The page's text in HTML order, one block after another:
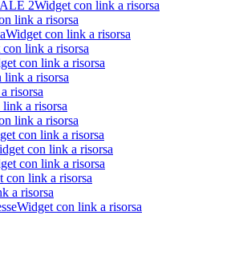
Widget con link a risorsa
link a risorsa
Widget con link a risorsa
link a risorsa
con link a risorsa
link a risorsa
risorsa
a risorsa
link a risorsa
con link a risorsa
con link a risorsa
con link a risorsa
con link a risorsa
a risorsa
Widget con link a risorsa